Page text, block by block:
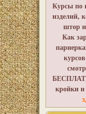
Курсы по
изделий,
штор
Как
кройки